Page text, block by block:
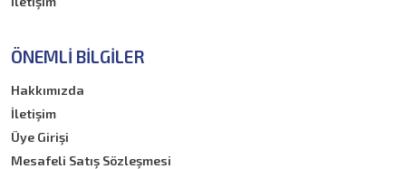
ÖNEMLI BILGILER
Hakkımızda
İletişim
Üye Girişi
Mesafeli Satış Sözleşmesi